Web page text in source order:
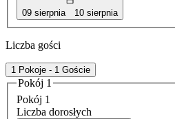
09 sierpnia 10 sierpnia
Liczba gości
1 Pokoje - 1 Goście
Pokój 1
Pokój 1
Liczba dorosłych